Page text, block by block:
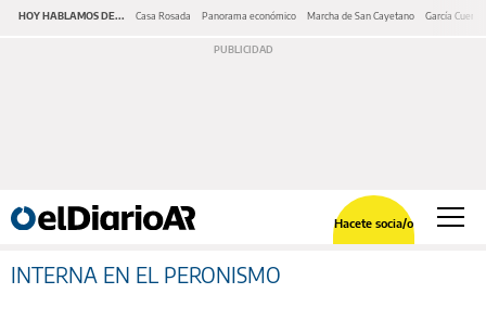
HOY HABLAMOS DE... Casa Rosada Panorama económico Marcha de San Cayetano García Cuerva
Hacete socia/o
INTERNA EN EL PERONISMO